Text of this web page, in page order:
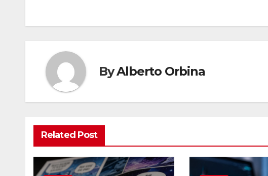
ByAlberto Orbina
Related Post